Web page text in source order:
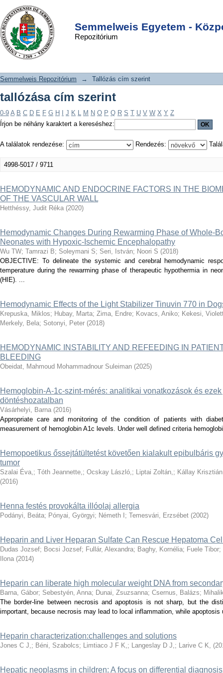
Semmelweis Egyetem -
Repozitórium
tallózása cím szerint
DSpace/Manakin Repository
Semmelweis Repozitórium → Tallózás cím szerint
tallózása cím szerint
0-9 A B C D E F G H J K L M N O P Q R S T U V W X Y Z
Írjon be néhány karaktert a kereséshez:
A találatok rendezése: Rendezés:
4998-5017 / 9711
HEMODYNAMIC AND ENDOCRINE FACTORS IN THE
OF THE VASCULAR WALL
Hetthéssy, Judit Réka (2020)
Hemodynamic Changes During Rewarming Phase of Whole-
Neonates with Hypoxic-Ischemic Encephalopathy
Wu TW; Tamrazi B; Soleymani S; Seri, István; Noori S (2018)
OBJECTIVE: To delineate the systemic and cerebral hemodynamic
temperature during the rewarming phase of therapeutic hypothermia in
(HIE). ...
Hemodynamic Effects of the Light Stabilizer Tinuvin 770 in
Krepuska, Miklos; Hubay, Marta; Zima, Endre; Kovacs, Aniko; Kekesi,
Merkely, Bela; Sotonyi, Peter (2018)
HEMODYNAMIC INSTABILITY AND REFEEDING IN
BLEEDING
Obeidat, Mahmoud Mohammadnour Suleiman (2025)
Hemoglobin-A-1c-szint-mérés: analitikai vonatkozások és
döntéshozatalban
Vásárhelyi, Barna (2016)
Appropriate care and monitoring of the condition of patients with
measurement of hemoglobin A1c levels. Under well defined criteria
Hemopoetikus őssejtátültetést követően kialakult epibulbáris
tumor
Szalai Éva,; Tóth Jeannette,; Ocskay László,; Liptai Zoltán,; Kállay
(2016)
Henna festés provokálta illóolaj allergia
Podányi, Beáta; Pónyai, Györgyi; Németh I ; Temesvári, Erzsébet (2002)
Heparin and Liver Heparan Sulfate Can Rescue Hepatoma
Dudas Jozsef; Bocsi Jozsef; Fullár, Alexandra; Baghy, Kornélia; Fuele Tibor;
Ilona (2014)
Heparin can liberate high molecular weight DNA from
Barna, Gábor; Sebestyén, Anna; Dunai, Zsuzsanna; Csernus, Balázs;
The border-line between necrosis and apoptosis is not sharp, but the
important, because necrosis may lead to local inflammation, while
Heparin characterization:challenges and solutions
Jones C J,; Béni, Szabolcs; Limtiaco J F K,; Langeslay D J,; Larive C K, (
Hepatic neoplasms in children: A focus on differential